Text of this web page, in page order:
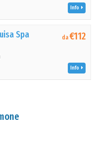
Info
Spa da€112
Info